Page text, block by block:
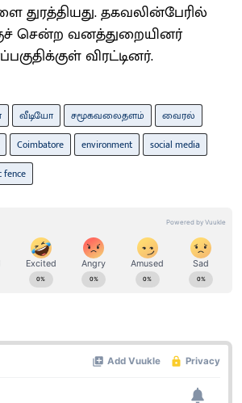
துரத்தியது. தகவலின்பேரில்
சென்ற வனத்துறையினர்
விரட்டினர்.
வீடியோ சமூகவலைதளம்
வைரல்
Coimbatore environment
social media
fence